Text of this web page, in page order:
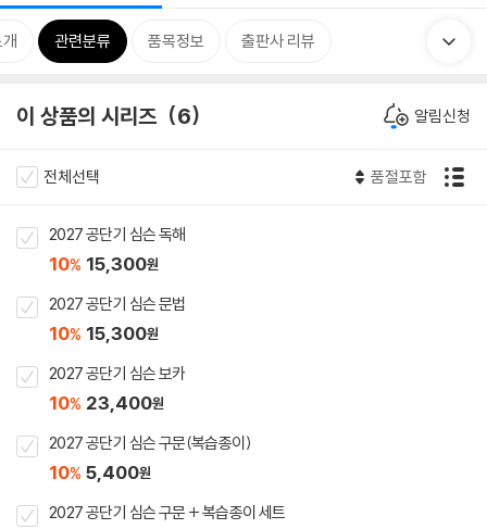
관련분류 품목정보 출판사 리뷰
이 상품의 시리즈 6 알림신청
전체선택 품절포함
2027 공단기 심슨 독해
10% 15,300원
2027 공단기 심슨 문법
10% 15,300원
2027 공단기 심슨 보카
10% 23,400원
2027 공단기 심슨 구문(복습종이)
10% 5,400원
2027 공단기 심슨 구문 + 복습종이 세트